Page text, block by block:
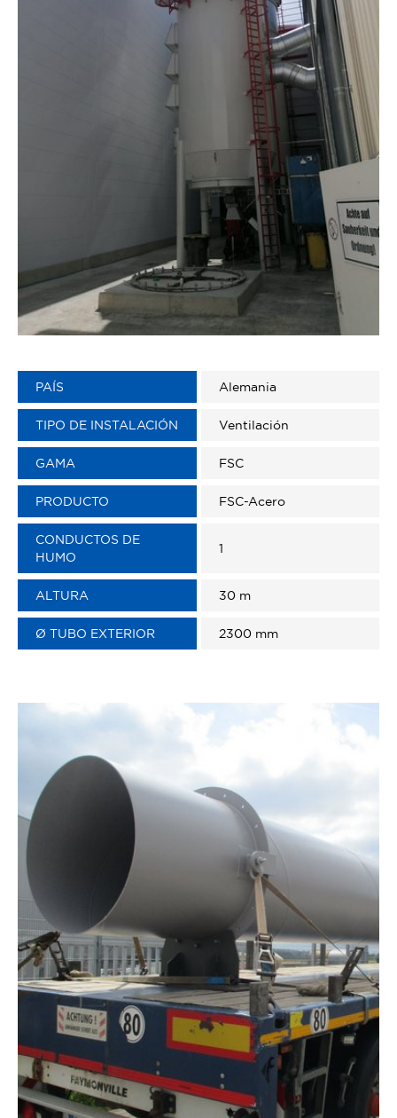
PAÍS Alemania
TIPO DE INSTALACIÓN Ventilación
GAMA FSC
PRODUCTO FSC-Acero
CONDUCTOS DE
HUMO
1
ALTURA 30 m
Ø TUBO EXTERIOR 2300 mm